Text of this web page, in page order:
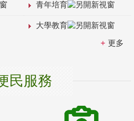
青年培育
大學教育
更多
民服務